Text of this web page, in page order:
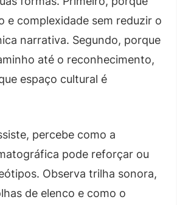
e complexidade sem reduzir o
narrativa. Segundo, porque
até o reconhecimento,
espaço cultural é
percebe como a
pode reforçar ou
Observa trilha sonora,
de elenco e como o